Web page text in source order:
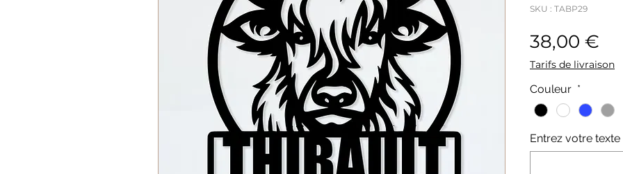
SKU : TABP29
38,00 €
Tarifs de livraison
Couleur *
Entrez votre texte